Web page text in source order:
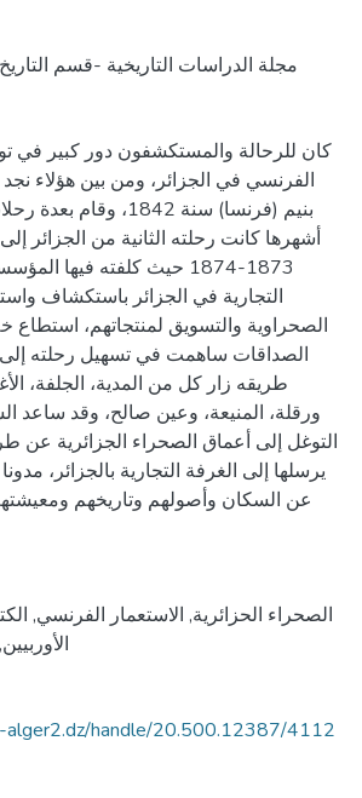
مجلة الدراسات التاريخية -قسم التاريخ
كان للرحالة والمستكشفون دور كبير في
الفرنسي في الجزائر، ومن بين هؤلاء
بنيم (فرنسا) سنة 1842،
أشهرها كانت رحلته الثانية من الجزائر
1873-1874 حيث كلفته فيها
التجارية في الجزائر باستكشاف
الصحراوية والتسويق لمنتجاتهم، استطاع
الصداقات ساهمت في تسهيل رحلته
طريقه زار كل من المدية، الجلفة،
ورقلة، المنيعة، وعين صالح، وقد ساعد
التوغل إلى أعماق الصحراء الجزائرية عن
يرسلها إلى الغرفة التجارية بالجزائر،
عن السكان وأصولهم وتاريخهم
الصحراء الحزائرية, الاستعمار الفرنسي,
الأوربيين,
alger2.dz/handle/20.500.12387/4112